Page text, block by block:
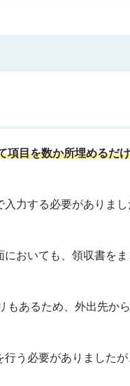
項目を数か所埋めるだ
力する必要がありま
おいても、領収書を
もあるため、外出先か
う必要がありました